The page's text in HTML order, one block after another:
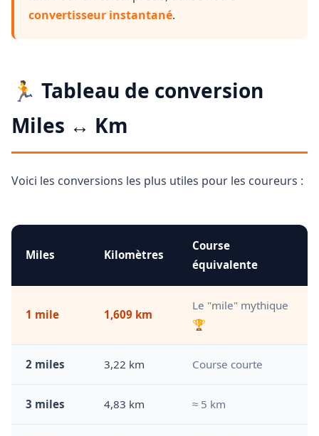
convertisseur instantané.
🏃 Tableau de conversion
Miles ↔ Km
Voici les conversions les plus utiles pour les coureurs :
Miles Kilomètres
Course
équivalente
1 mile 1,609 km
Le "mile" mythique
🏆
2 miles 3,22 km Course courte
3 miles 4,83 km ≈ 5 km